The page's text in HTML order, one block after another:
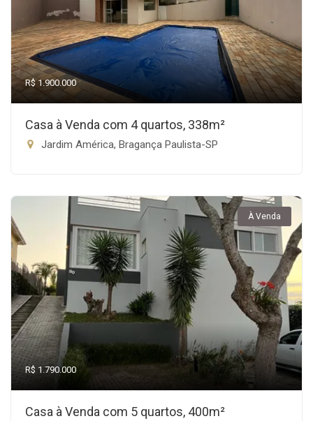
R$ 1.900.000
Casa à Venda com 4 quartos, 338m²
Jardim América, Bragança Paulista-SP
À Venda
R$ 1.790.000
Casa à Venda com 5 quartos, 400m²